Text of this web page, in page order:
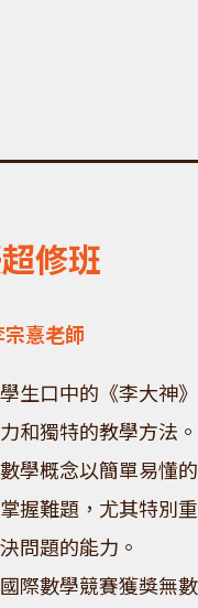
修班
憙老師
生口中的《李大神
和獨特的教學方法。
學概念以簡單易懂
握難題，尤其特別
問題的能力。
際數學競賽獲獎無